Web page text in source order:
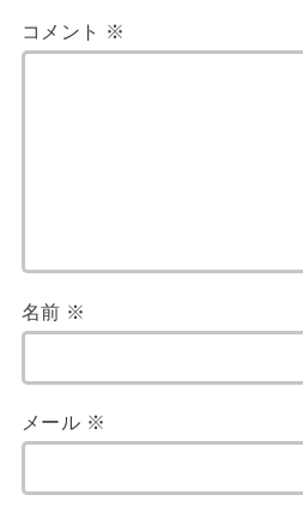
コメント ※
名前 ※
メール ※